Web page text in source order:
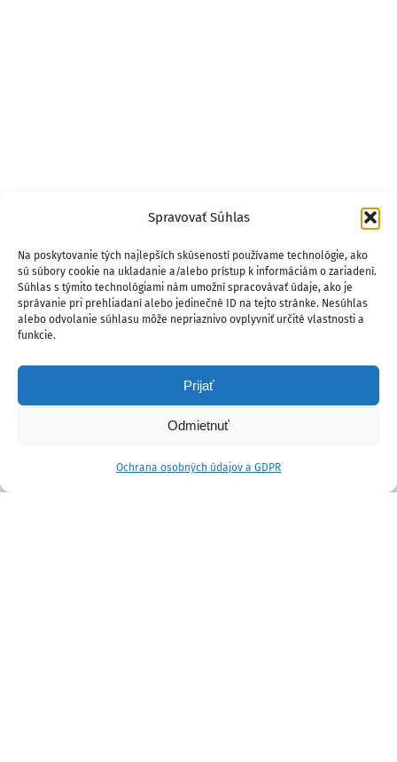
Spravovať Súhlas
Na poskytovanie tých najlepších skúseností používame technológie, ako
sú súbory cookie na ukladanie a/alebo prístup k informáciám o zariadení.
Súhlas s týmito technológiami nám umožní spracovávať údaje, ako je
správanie pri prehliadaní alebo jedinečné ID na tejto stránke. Nesúhlas
alebo odvolanie súhlasu môže nepriaznivo ovplyvniť určité vlastnosti a
funkcie.
Prijať
Odmietnuť
Ochrana osobných údajov a GDPR